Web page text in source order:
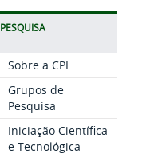
PESQUISA
Sobre a CPI
Grupos de
Pesquisa
Iniciação Científica
e Tecnológica